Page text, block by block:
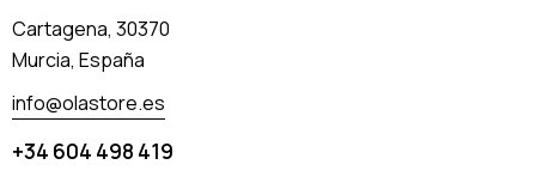
Cartagena, 30370
Murcia, España
info@olastore.es
+34 604 498 419